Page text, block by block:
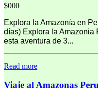
$000
Explora la Amazonía en
días) Explora la Amazonia
esta aventura de 3...
Read more
Viaje al Amazonas